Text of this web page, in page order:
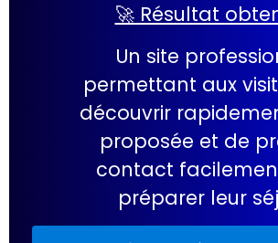
🚀 Résultat
Un site
permettant aux
découvrir
proposée et de
contact
préparer leur